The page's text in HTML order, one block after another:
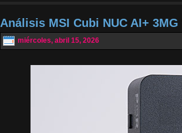
Análisis MSI Cubi NUC AI+
miércoles, abril 15, 2026